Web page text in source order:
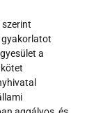
gyakorlatot
a